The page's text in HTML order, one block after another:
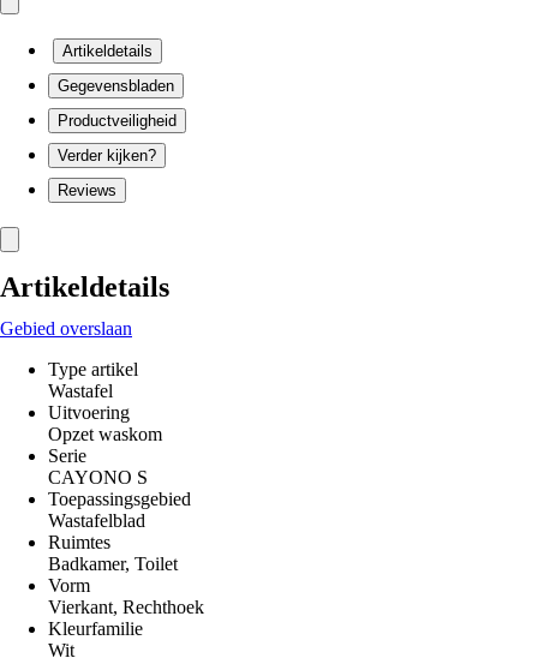
Artikeldetails
Gegevensbladen
Productveiligheid
Verder kijken?
Reviews
Artikeldetails
Gebied overslaan
Type artikel
Wastafel
Uitvoering
Opzet waskom
Serie
CAYONO S
Toepassingsgebied
Wastafelblad
Ruimtes
Badkamer, Toilet
Vorm
Vierkant, Rechthoek
Kleurfamilie
Wit